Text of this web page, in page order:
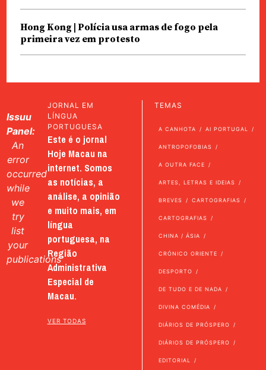
Hong Kong | Polícia usa armas de fogo pela
primeira vez em protesto
Issuu
Panel:
An
error
occurred
while
we
try
list
your
publications
JORNAL EM
LÍNGUA
PORTUGUESA
Este é o jornal
Hoje Macau na
internet. Somos
as notícias, a
análise, a opinião
e muito mais, em
língua
portuguesa, na
Região
Administrativa
Especial de
Macau.
VER TODAS
TEMAS
A CANHOTA AI PORTUGAL
ANTROPOFOBIAS
A OUTRA FACE
ARTES, LETRAS E IDEIAS
BREVES CARTOGRAFIAS
CARTOGRAFIAS
CHINA / ÁSIA
CRÓNICO ORIENTE
DESPORTO
DE TUDO E DE NADA
DIVINA COMÉDIA
DIÁRIOS DE PRÓSPERO
DIÁRIOS DE PRÓSPERO
EDITORIAL